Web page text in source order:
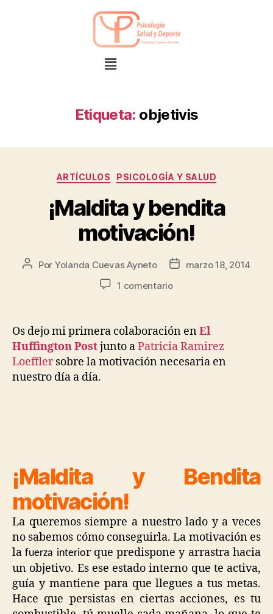
Etiqueta: objetivis
ARTÍCULOS PSICOLOGÍA Y SALUD
¡Maldita y bendita
motivación!
Por Yolanda Cuevas Ayneto
marzo 18, 2014
1 comentario
Os dejo mi primera colaboración enEl
Huffington Postjunto aPatricia Ramirez
Loefflersobre la motivación necesaria en
nuestro día a día.
¡Maldita y Bendita
motivación!
La queremos siempre a nuestro lado y a veces
no sabemos cómo conseguirla. La motivación es
la fuerza interior que predispone y arrastra hacia
un objetivo. Es ese estado interno que te activa,
guía y mantiene para que llegues a tus metas.
Hace que persistas en ciertas acciones, es tu